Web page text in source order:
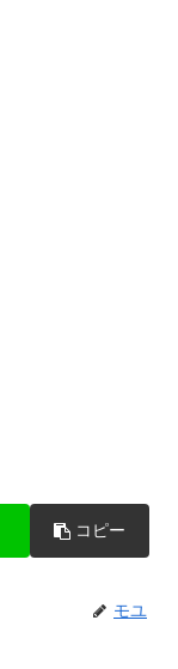
コピー
モユ